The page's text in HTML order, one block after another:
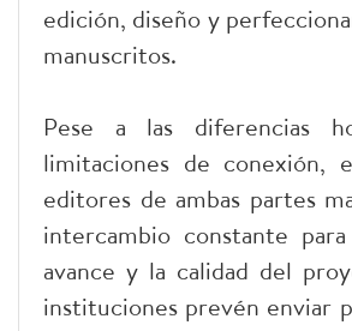
edición, diseño y
manuscritos.
Pese a las diferencias
limitaciones de conexión,
editores de ambas partes
intercambio constante
avance y la calidad del
instituciones prevén enviar